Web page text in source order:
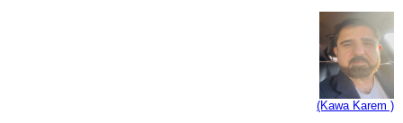
(Kawa Karem )